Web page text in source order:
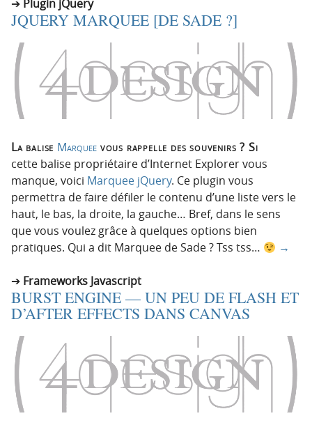
Plugin jQuery
JQUERY MARQUEE [DE SADE ?]
La balise Marquee vous rappelle des souvenirs ? Si
cette balise propriétaire d’Internet Explorer vous
manque, voici Marquee jQuery. Ce plugin vous
permettra de faire défiler le contenu d’une liste vers le
haut, le bas, la droite, la gauche… Bref, dans le sens
que vous voulez grâce à quelques options bien
pratiques. Qui a dit Marquee de Sade ? Tss tss…
→
Frameworks Javascript
BURST ENGINE — UN PEU DE FLASH ET
D’AFTER EFFECTS DANS CANVAS